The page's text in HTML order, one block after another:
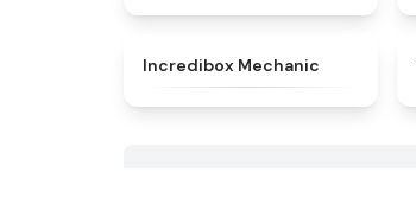
Incredibox Mechanic